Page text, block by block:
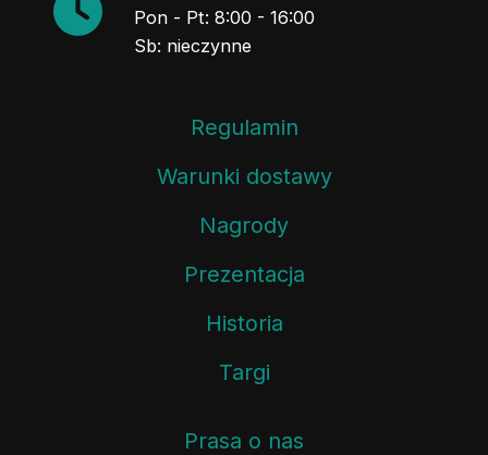
Pon - Pt: 8:00 - 16:00
Sb: nieczynne
Regulamin
Warunki dostawy
Nagrody
Prezentacja
Historia
Targi
Prasa o nas